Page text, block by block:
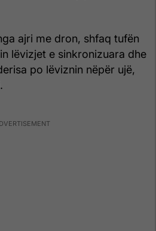
ajri me dron, shfaq tufën
lëvizjet e sinkronizuara dhe
po lëviznin nëpër ujë,